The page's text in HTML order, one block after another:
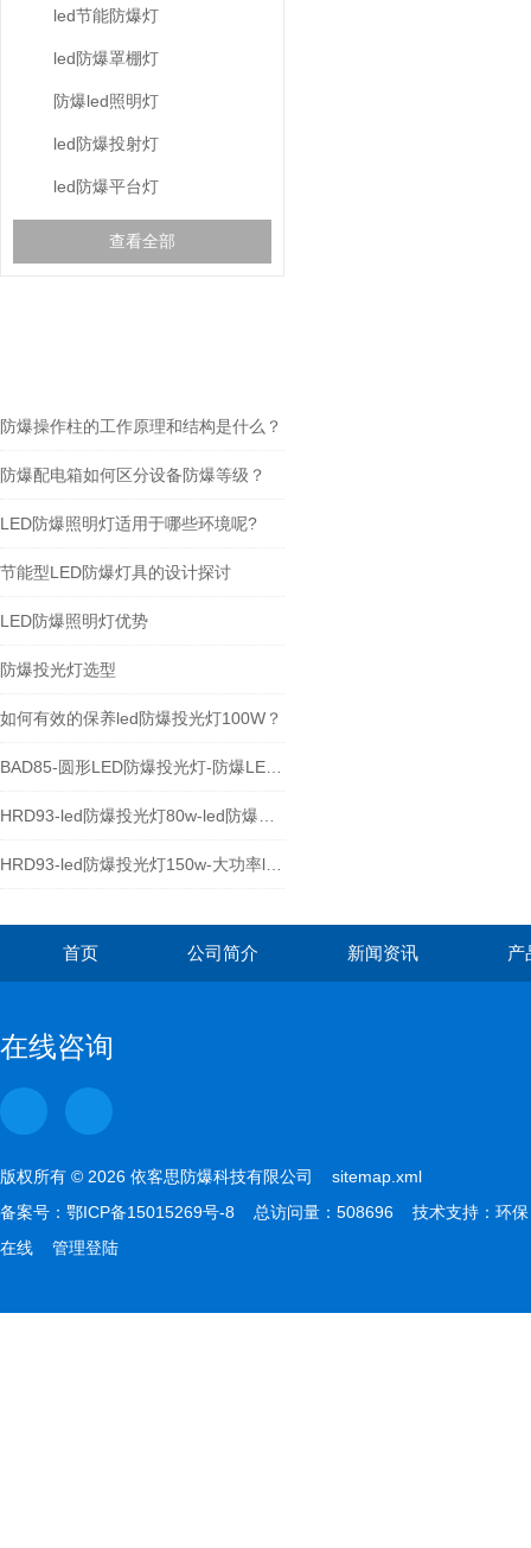
led节能防爆灯
led防爆罩棚灯
防爆led照明灯
led防爆投射灯
led防爆平台灯
查看全部
防爆操作柱的工作原理和结构是什么？
防爆配电箱如何区分设备防爆等级？
LED防爆照明灯适用于哪些环境呢?
节能型LED防爆灯具的设计探讨
LED防爆照明灯优势
防爆投光灯选型
如何有效的保养led防爆投光灯100W？
首页 公司简介 新闻资讯 产
在线咨询
版权所有 © 2026 依客思防爆科技有限公司 sitemap.xml
备案号： 鄂ICP备15015269号-8 总访问量：508696 技术支持： 环保
在线
管理登陆